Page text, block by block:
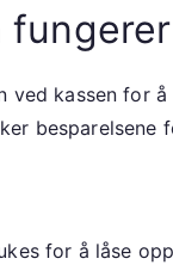
kassen for
besparelsene
for å låse